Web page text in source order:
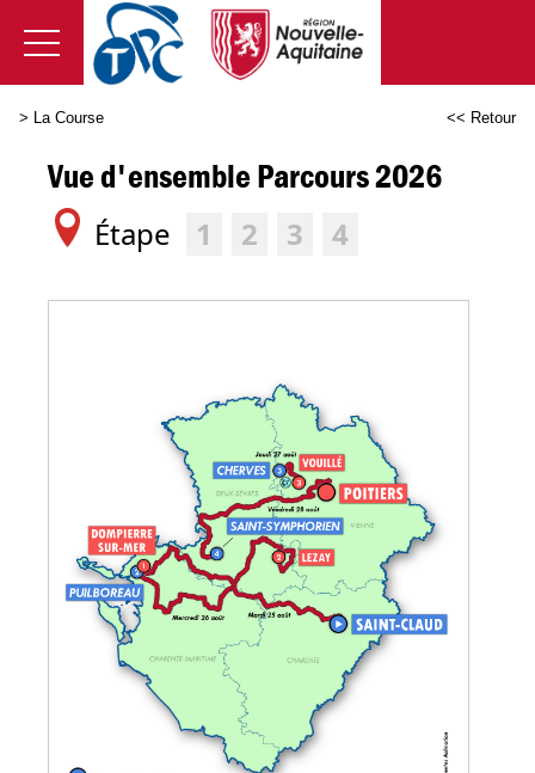
> La Course << Retour
Vue d'ensemble Parcours 2026
Étape 1 2 3 4